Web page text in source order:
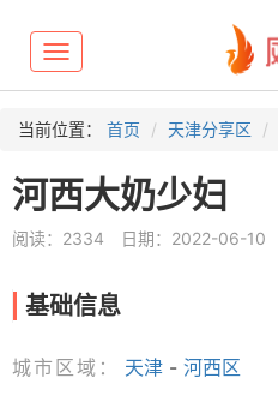
Toggle
navigation
当前位置： 首页 天津分享区
河西大奶少妇
阅读：2334 日期：2022-06-10
基础信息
城市区域： 天津 - 河西区